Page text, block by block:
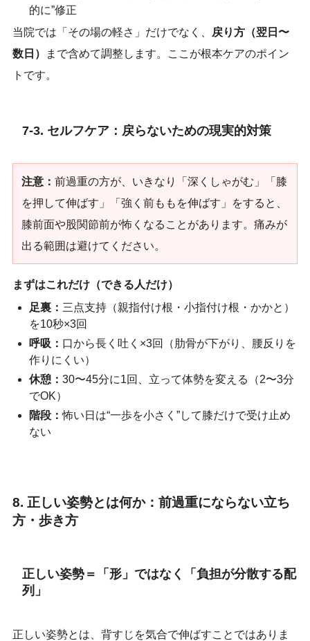
的に”修正
当院では「その場の軽さ」だけでなく、 戻り方（翌日〜
数日）
まで含めて調整します。ここが根本ケアのポイン
トです。
7-3. セルフケア：戻らないための現実的対策
注意： 前過重の方が、いきなり「深くしゃがむ」「膝
を押して伸ばす」「強く前ももを伸ばす」をすると、
膝前面や股関節前が怖くなることがあります。痛みが
出る範囲は避けてください。
まずはこれだけ（できる人だけ）
足裏： 三点支持（親指付け根・小指付け根・かかと）
を10秒×3回
呼吸： 口から長く吐く×3回（肋骨が下がり、腰反りを
作りにくい）
休憩： 30〜45分に1回、立って体勢を変える（2〜3分
でOK）
階段：怖い日は“一歩を小さく”して膝だけで受け止め
ない
8. 正しい姿勢とは何か：前過重にならない立ち
方・歩き方
正しい姿勢＝「形」ではなく「負担が分散する配
列」
正しい姿勢とは、背すじを気合で伸ばすことではありま